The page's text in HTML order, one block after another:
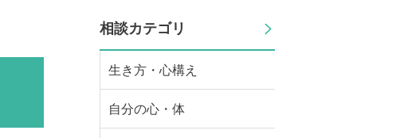
相談カテゴリ
生き方・心構え
自分の心・体